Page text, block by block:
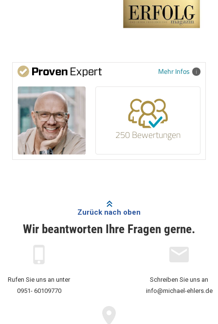
Mehr Infos
250 Bewertungen
Wir beantworten Ihre Fragen gerne.
Zurück nach oben
Rufen Sie uns an unter
0951- 60109770
Schreiben Sie uns an
info@michael-ehlers.de